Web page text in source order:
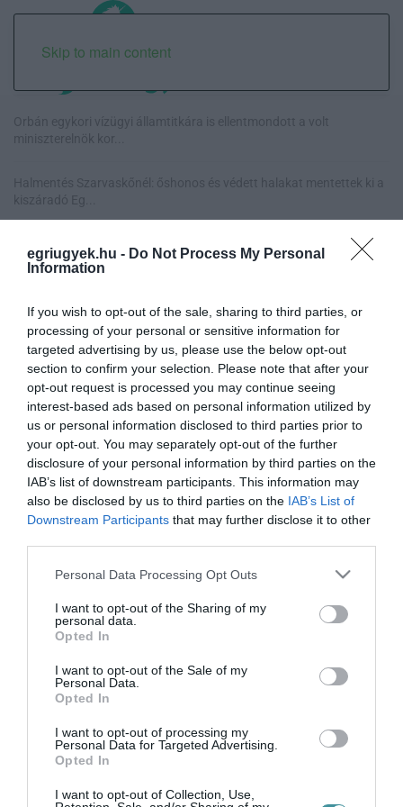
egriugyek.hu - Do Not Process My Personal
Information
If you wish to opt-out of the sale, sharing to third parties, or
processing of your personal or sensitive information for
targeted advertising by us, please use the below opt-out
section to confirm your selection. Please note that after your
opt-out request is processed you may continue seeing
interest-based ads based on personal information utilized by
us or personal information disclosed to third parties prior to
your opt-out. You may separately opt-out of the further
disclosure of your personal information by third parties on the
IAB’s list of downstream participants. This information may
also be disclosed by us to third parties on the IAB’s List of
Downstream Participants that may further disclose it to other
Please note that this website/app uses one or more Google
not limited to your visit or usage behaviour. You may click to
grant or deny consent to Google and its third-party tags to
use your data for below specified purposes in below Google
consent section.
Personal Data Processing Opt Outs
I want to opt-out of the Sharing of my
personal data.
Opted In
I want to opt-out of the Sale of my
Personal Data.
Opted In
I want to opt-out of processing my
Personal Data for Targeted Advertising.
Opted In
I want to opt-out of Collection, Use,
Skip to main content
Orbán egykori vízügyi államtitkára is ellentmondott a volt
miniszterelnök kor...
Halmentés Szarvaskőnél: őshonos és védett halakat mentettek ki a
kiszáradó Eg...
„Nem tettünk nyomást a fiunkra” – Egy egri család története, amely
a Rapid Wi...
Új hűtőrendszer a Markhot Ferenc Kórházban: több mint 70 millió
forintos fejl...
chat gpt
HAMAROSAN LETASZÍTHATJÁK A CHATGPT-T A TRÓNRÓL?
2024. december 16 | Bakos Balázs |Fintech
Az Nvidia bemutatta legújabb mesterséges intelligencia modelljét,
amely az eddigi legfejlettebb rendszereken is túltesz. Az X-en
VIGYÁZAT, A CHATGPT MOSTANTÓL MINDENT MEGJEGYEZ! – ÍGY
VÁLTOZIK MINDEN
A ChatGPT mostantól emlékszik a korábbi beszélgetésekre – így
működik az új memóriafunkció A mesterséges intelligencia
nemcsak a jelenl...